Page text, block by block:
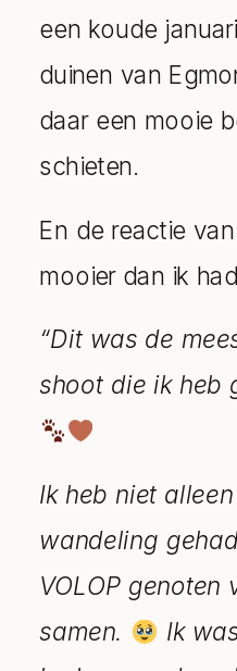
een koude
duinen van
daar een mooie
schieten.
En de reactie
mooier dan ik
“Dit was de
shoot die ik heb
Ik heb niet
wandeling
VOLOP
samen.
Ik